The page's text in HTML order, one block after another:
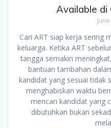
Available di
Cari ART siap kerja sering
keluarga. Ketika ART
tangga semakin
bantuan tambahan
kandidat yang sesuai tidak
menghabiskan waktu
mencari kandidat yang
dibutuhkan bukan